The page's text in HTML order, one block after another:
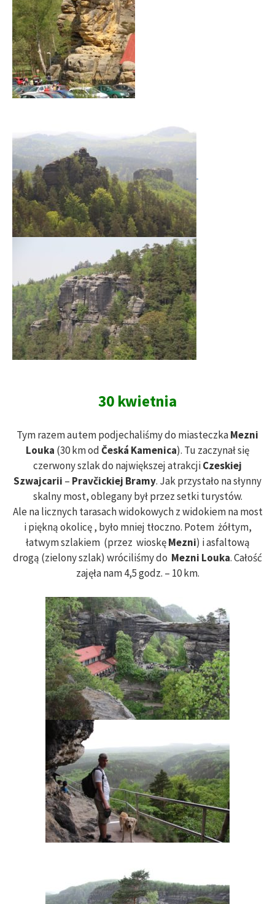
30 kwietnia
Tym razem autem podjechaliśmy do miasteczkaMezni
Louka (30 km odČeská Kamenica). Tu zaczynał się
czerwony szlak do największej atrakcjiCzeskiej
Szwajcarii – Pravčickiej Bramy. Jak przystało na słynny
skalny most, oblegany był przez setki turystów.
Ale na licznych tarasach widokowych z widokiem na most
i piękną okolicę , było mniej tłoczno. Potem żółtym,
łatwym szlakiem (przez wioskęMezni) i asfaltową
drogą (zielony szlak) wróciliśmy do Mezni Louka. Całość
zajęła nam 4,5 godz. – 10 km.